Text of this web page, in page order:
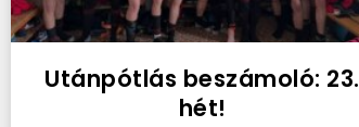
Utánpótlás beszámoló: 23.
hét!